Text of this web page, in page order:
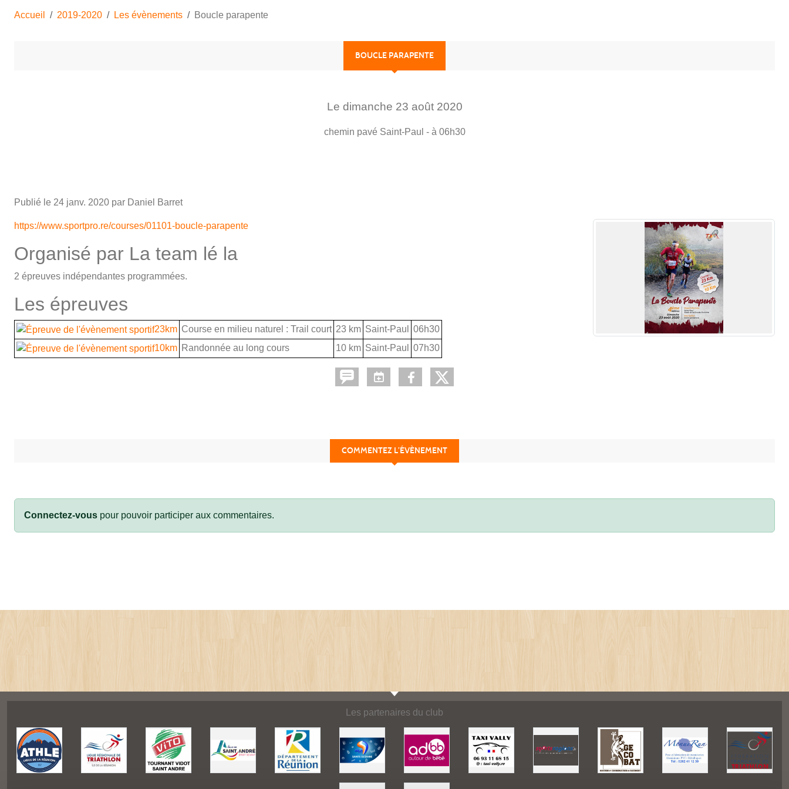
Accueil 2019-2020 Les évènements Boucle parapente
BOUCLE PARAPENTE
Le dimanche 23 août 2020
chemin pavé Saint-Paul - à 06h30
Publié le 24 janv. 2020 par Daniel Barret
https://www.sportpro.re/courses/01101-boucle-parapente
Organisé par La team lé la
2 épreuves indépendantes programmées.
Les épreuves
23km Course en milieu naturel : Trail court 23 km Saint-Paul
06h30
10km Randonnée au long cours 10 km Saint-Paul 07h30
COMMENTEZ L’ÉVÈNEMENT
Connectez-vous pour pouvoir participer aux commentaires.
Les partenaires du club